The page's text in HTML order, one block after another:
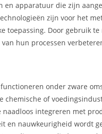
en apparatuur die zijn
zijn voor het
toepassing. Door gebruik
hun processen
onder zware
chemische of
naadloos integreren met
en nauwkeurigheid wordt